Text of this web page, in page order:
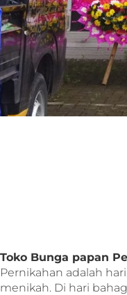
Toko Bunga papan
Pernikahan adalah
menikah. Di hari